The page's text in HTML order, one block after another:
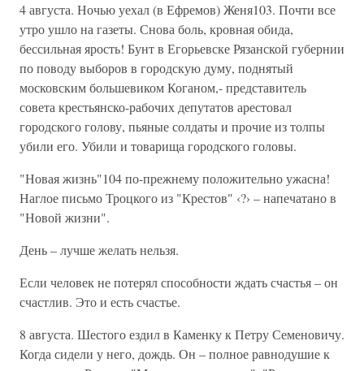
4 августа. Ночью уехал (в Ефремов) Женя103. Почти все
утро ушло на газеты. Снова боль, кровная обида,
бессильная ярость! Бунт в Егорьевске Рязанской губернии
по поводу выборов в городскую думу, поднятый
московским большевиком Коганом,- представитель
совета крестьянско-рабочих депутатов арестовал
городского голову, пьяные солдаты и прочие из толпы
убили его. Убили и товарища городского головы.
"Новая жизнь"104 по-прежнему положительно ужасна!
Наглое письмо Троцкого из "Крестов" ‹?› – напечатано в
"Новой жизни".
День – лучше желать нельзя.
Если человек не потерял способности ждать счастья – он
счастлив. Это и есть счастье.
8 августа. Шестого ездил в Каменку к Петру Семеновичу.
Когда сидели у него, дождь. Он – полное равнодушие к